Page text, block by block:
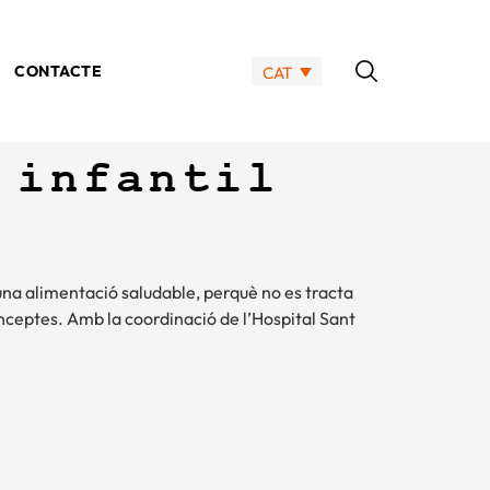
CONTACTE CAT
infantil
alimentació saludable, perquè no es tracta
Amb la coordinació de l’Hospital Sant